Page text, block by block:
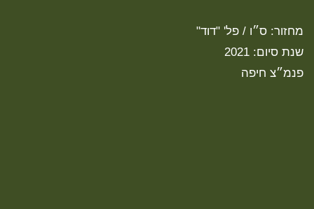
מחזור: ס״ו / פל' "דוד"
שנת סיום: 2021
פנמ״צ חיפה